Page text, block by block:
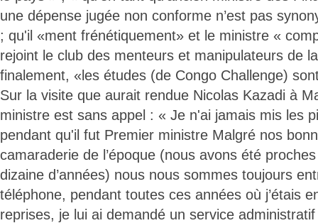
une dépense jugée non conforme n’est pas
; qu'il «ment frénétiquement» et le ministre «
rejoint le club des menteurs et manipulateurs de
finalement, «les études (de Congo Challenge)
Sur la visite que aurait rendue Nicolas Kazadi à
ministre est sans appel : « Je n'ai jamais mis les
pendant qu'il fut Premier ministre Malgré nos
camaraderie de l’époque (nous avons été
dizaine d’années) nous nous sommes toujours
téléphone, pendant toutes ces années où j’étais
reprises, je lui ai demandé un service administratif